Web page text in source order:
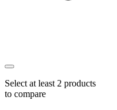
Select at least 2 products
to compare